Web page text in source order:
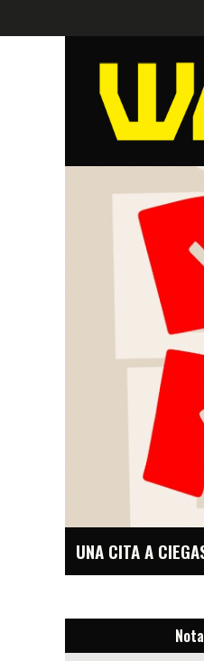
UNA CITA A